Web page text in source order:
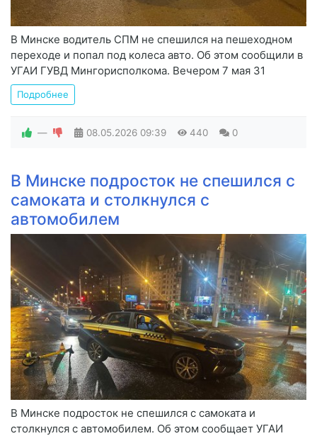
В Минске водитель СПМ не спешился на пешеходном
переходе и попал под колеса авто. Об этом сообщили в
УГАИ ГУВД Мингорисполкома. Вечером 7 мая 31
Подробнее
— 08.05.2026 09:39 440 0
В Минске подросток не спешился с
самоката и столкнулся с
автомобилем
В Минске подросток не спешился с самоката и
столкнулся с автомобилем. Об этом сообщает УГАИ